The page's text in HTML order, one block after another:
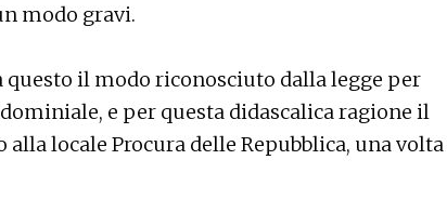
modo gravi.
questo il modo riconosciuto dalla legge per
e per questa didascalica ragione il
alla locale Procura delle Repubblica, una volta